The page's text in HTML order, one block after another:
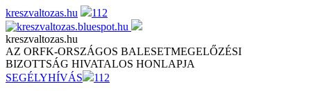
Skip
to
content
kreszvaltozas.hu 112
kreszvaltozas.hu
AZ ORFK-ORSZÁGOS BALESETMEGELŐZÉSI
BIZOTTSÁG HIVATALOS HONLAPJA
SEGÉLYHÍVÁS
112